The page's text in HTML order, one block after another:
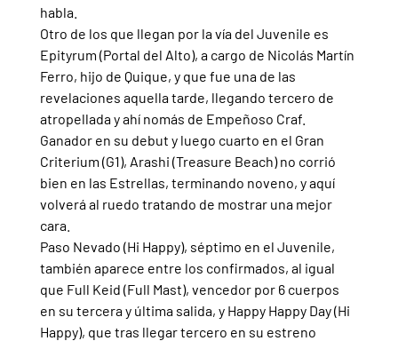
habla.
Otro de los que llegan por la vía del Juvenile es
Epityrum (Portal del Alto), a cargo de Nicolás Martín
Ferro, hijo de Quique, y que fue una de las
revelaciones aquella tarde, llegando tercero de
atropellada y ahí nomás de Empeñoso Craf.
Ganador en su debut y luego cuarto en el Gran
Criterium (G1), Arashi (Treasure Beach) no corrió
bien en las Estrellas, terminando noveno, y aquí
volverá al ruedo tratando de mostrar una mejor
cara.
Paso Nevado (Hi Happy), séptimo en el Juvenile,
también aparece entre los confirmados, al igual
que Full Keid (Full Mast), vencedor por 6 cuerpos
en su tercera y última salida, y Happy Happy Day (Hi
Happy), que tras llegar tercero en su estreno